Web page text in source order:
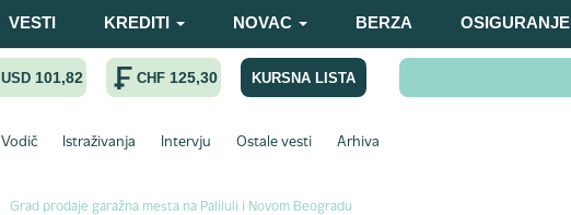
VESTI KREDITI NOVAC BERZA OSIGURANJE
USD 101,82 CHF 125,30 KURSNA LISTA
Vodič Istraživanja Intervju Ostale vesti Arhiva
Grad prodaje garažna mesta na Paliluli i Novom Beogradu